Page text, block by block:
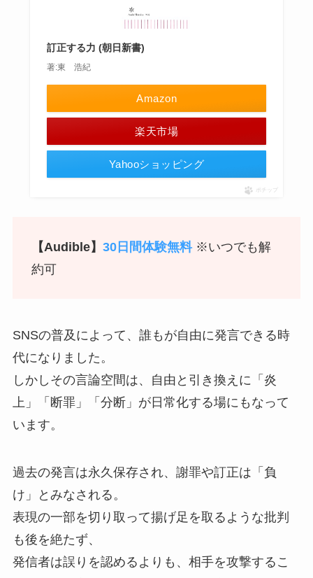
訂正する力 (朝日新書)
著:東 浩紀
Amazon
楽天市場
Yahooショッピング
ポチップ
【Audible】 30日間体験無料 ※いつでも解
約可
SNSの普及によって、誰もが自由に発言できる時
代になりました。
しかしその言論空間は、自由と引き換えに「炎
上」「断罪」「分断」が日常化する場にもなって
います。
過去の発言は永久保存され、謝罪や訂正は「負
け」とみなされる。
表現の一部を切り取って揚げ足を取るような批判
も後を絶たず、
発信者は誤りを認めるよりも、相手を攻撃するこ